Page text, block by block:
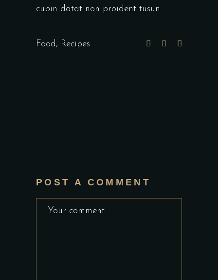
cupin datat non proident tusun.
Food, Recipes
POST A COMMENT